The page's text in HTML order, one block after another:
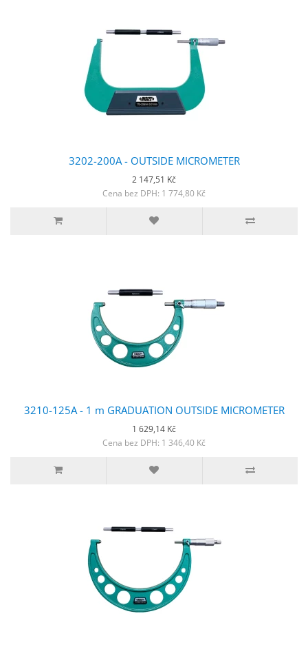
3202-200A - OUTSIDE MICROMETER
2 147,51 Kč
Cena bez DPH: 1 774,80 Kč
3210-125A - 1 m GRADUATION OUTSIDE MICROMETER
1 629,14 Kč
Cena bez DPH: 1 346,40 Kč